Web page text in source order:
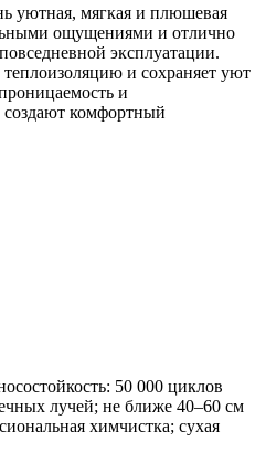
уютная, мягкая и плюшевая
ощущениями и отлично
эксплуатации.
и сохраняет уют
и
создают комфортный
50 000 циклов
лучей; не ближе 40–60 см
химчистка; сухая